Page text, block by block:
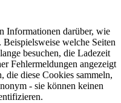
Informationen darüber, wie
Beispielsweise welche Seiten
besuchen, die Ladezeit
Fehlermeldungen angezeigt
die diese Cookies sammeln,
- sie können keinen